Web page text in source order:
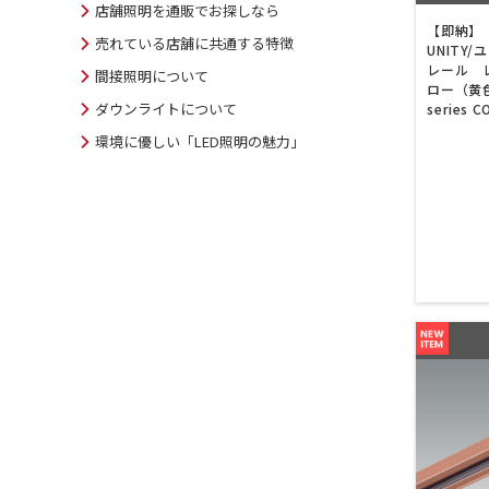
【即納
UNITY/
レール
ロー（
series
店舗照明を通販でお探しなら
売れている店舗に共通する特徴
間接照明について
ダウンライトについて
環境に優しい「LED照明の魅力」